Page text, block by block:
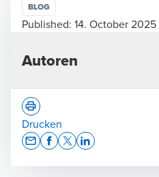
BLOG
Published: 14. October 2025
Autoren
Drucken